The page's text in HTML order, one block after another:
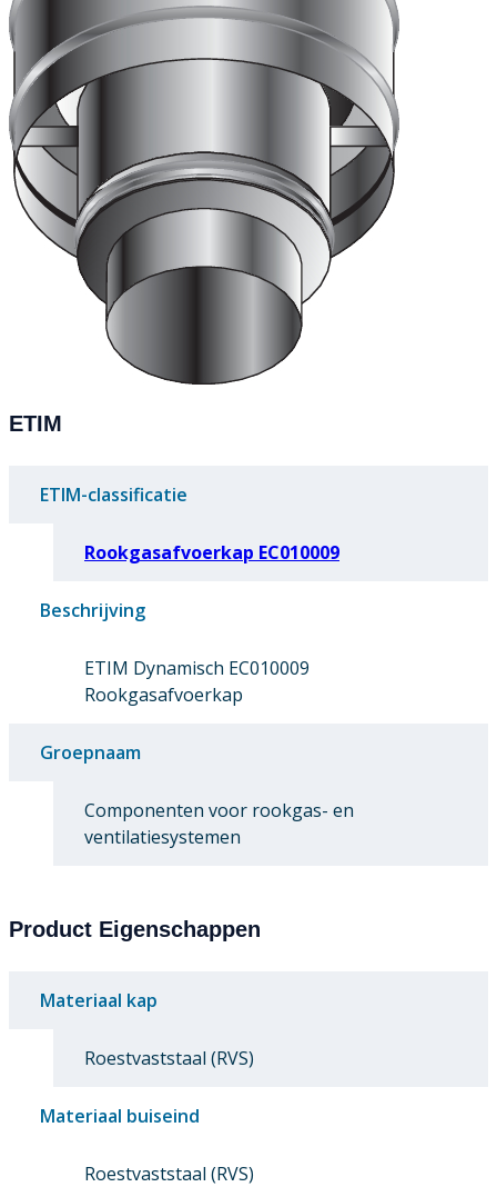
ETIM
ETIM-classificatie
Rookgasafvoerkap EC010009
Beschrijving
ETIM Dynamisch EC010009
Rookgasafvoerkap
Groepnaam
Componenten voor rookgas- en
ventilatiesystemen
Product Eigenschappen
Materiaal kap
Roestvaststaal (RVS)
Materiaal buiseind
Roestvaststaal (RVS)